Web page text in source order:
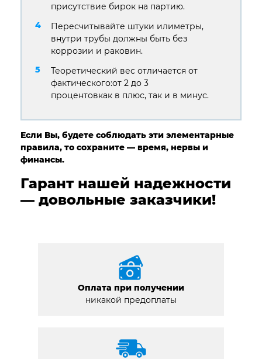
присутствие бирок на партию.
Пересчитывайте штуки илиметры,
внутри трубы должны быть без
коррозии и раковин.
Теоретический вес отличается от
фактического:от 2 до 3
процентовкак в плюс, так и в минус.
Если Вы, будете соблюдать эти элементарные
правила, то сохраните — время, нервы и
финансы.
Гарант нашей надежности
— довольные заказчики!
Оплата при получении
никакой предоплаты